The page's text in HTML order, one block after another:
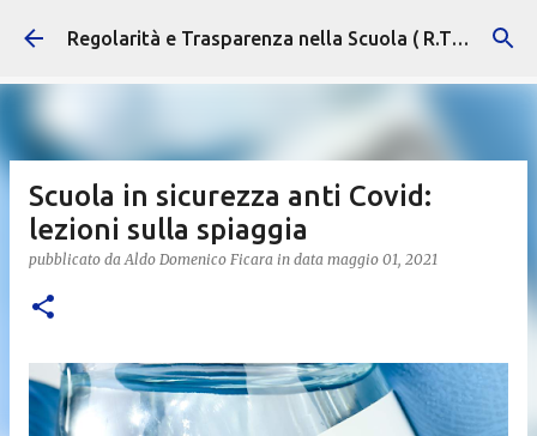
Passa ai contenuti principali Regolarità e Trasparenza nella Scuola ( R.T.S. )
Scuola in sicurezza anti Covid:
lezioni sulla spiaggia
pubblicato daAldo Domenico Ficara in data maggio 01, 2021